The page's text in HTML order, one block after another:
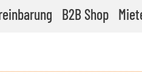
B2B Shop